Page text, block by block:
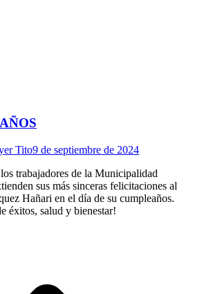
Tito9 de septiembre de 2024
trabajadores de la Municipalidad
sus más sinceras felicitaciones al
Hañari en el día de su cumpleaños.
éxitos, salud y bienestar!